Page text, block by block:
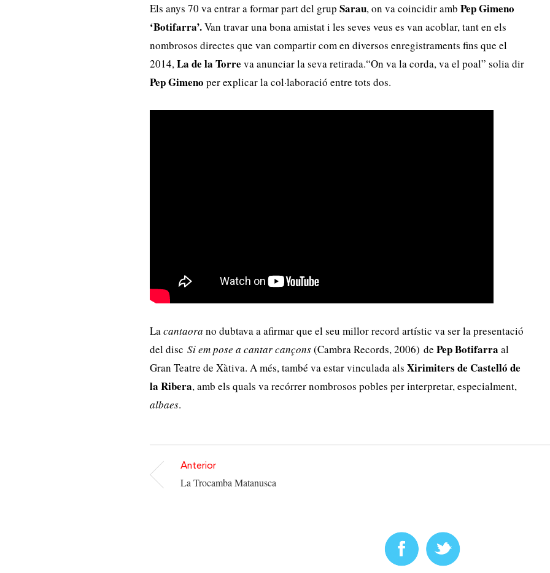
Els anys 70 va entrar a formar part del grupSarau, on va coincidir ambPep Gimeno
‘Botifarra’.Van travar una bona amistat i les seves veus es van acoblar, tant en els
nombrosos directes que van compartir com en diversos enregistraments fins que el
2014,La de la Torreva anunciar la seva retirada.“On va la corda, va el poal” solia dir
Pep Gimeno per explicar la col·laboració entre tots dos.
Lacantaora no dubtava a afirmar que el seu millor record artístic va ser la presentació
del discSi em pose a cantar cançons(Cambra Records, 2006) dePep Botifarra al
Gran Teatre de Xàtiva. A més, també va estar vinculada alsXirimiters de Castelló de
la Ribera, amb els quals va recórrer nombrosos pobles per interpretar, especialment,
albaes.
Anterior
La Trocamba Matanusca